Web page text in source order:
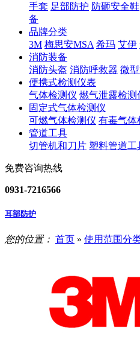
手套 足部防护 防砸安全鞋
备
品牌分类
3M 梅思安MSA 希玛 艾伊
消防装备
消防头盔 消防呼救器 微
便携式检测仪表
气体检测仪 燃气泄露检测
固定式气体检测仪
可燃气体检测仪 有毒气体
管道工具
切管机和刀片 塑料管道工
免费咨询热线
0931-7216566
耳部防护
您的位置： 首页 » 使用范围分